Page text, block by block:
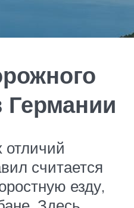
считается
езду,